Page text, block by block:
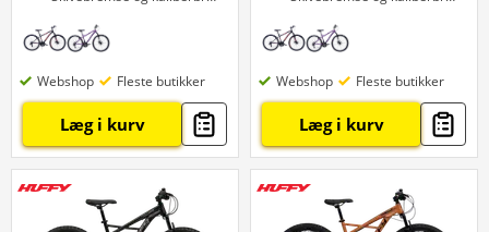
Webshop Fleste butikker
Læg i kurv
Webshop Fleste butikker
Læg i kurv